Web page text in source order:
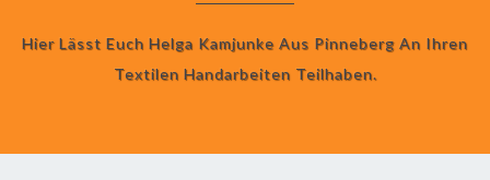
Hier Lässt Euch Helga Kamjunke Aus Pinneberg An Ihren
Textilen Handarbeiten Teilhaben.